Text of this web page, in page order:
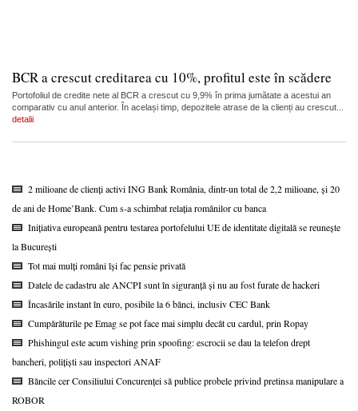
BCR a crescut creditarea cu 10%, profitul este în scădere
Portofoliul de credite nete al BCR a crescut cu 9,9% în prima jumătate a acestui an
comparativ cu anul anterior. În același timp, depozitele atrase de la clienți au crescut...
detalii
2 milioane de clienți activi ING Bank România, dintr-un total de 2,2 milioane, și 20
de ani de Home’Bank. Cum s-a schimbat relația românilor cu banca
Inițiativa europeană pentru testarea portofelului UE de identitate digitală se reunește
la București
Tot mai mulți români își fac pensie privată
Datele de cadastru ale ANCPI sunt în siguranță și nu au fost furate de hackeri
Încasările instant în euro, posibile la 6 bănci, inclusiv CEC Bank
Cumpărăturile pe Emag se pot face mai simplu decât cu cardul, prin Ropay
Phishingul este acum vishing prin spoofing: escrocii se dau la telefon drept
bancheri, polițiști sau inspectori ANAF
Băncile cer Consiliului Concurenței să publice probele privind pretinsa manipulare a
ROBOR